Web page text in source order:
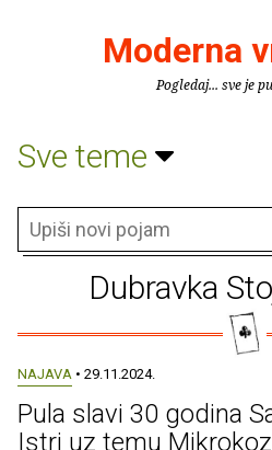
Moderna
Pogledaj... sve je
Sve teme
Dubravka
NAJAVA • 29.11.2024.
Pula slavi 30 godina
Istri uz temu